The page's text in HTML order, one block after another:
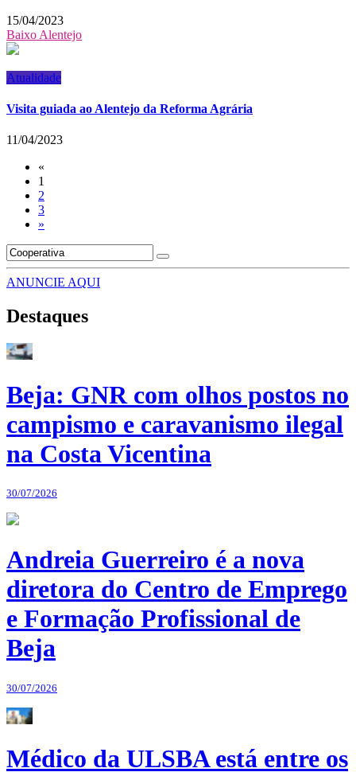
15/04/2023
Baixo Alentejo
Atualidade
Visita guiada ao Alentejo da Reforma Agrária
11/04/2023
«
1
2
3
»
ANUNCIE AQUI
Destaques
Beja: GNR com olhos postos no
campismo e caravanismo ilegal
na Costa Vicentina
30/07/2026
Andreia Guerreiro é a nova
diretora do Centro de Emprego
e Formação Profissional de
Beja
30/07/2026
Médico da ULSBA está entre os